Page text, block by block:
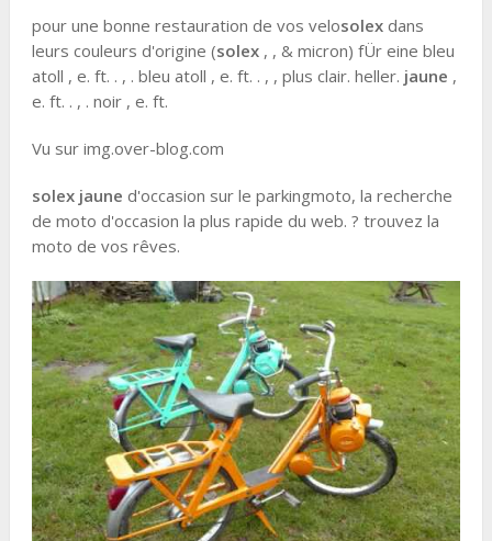
pour une bonne restauration de vos velosolexdans
leurs couleurs d'origine (solex, , & micron) fÜr eine bleu
atoll , e. ft. . , . bleu atoll , e. ft. . , , plus clair. heller. jaune ,
e. ft. . , . noir , e. ft.
Vu sur img.over-blog.com
solex jaune d'occasion sur le parkingmoto, la recherche
de moto d'occasion la plus rapide du web. ? trouvez la
moto de vos rêves.